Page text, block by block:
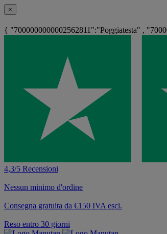
×
{ "7000000000002562811":"Poggiatesta" ,
4,3/5 Recensioni
Nessun minimo d'ordine
Consegna gratuita da €150 IVA escl.
Reso entro 30 giorni